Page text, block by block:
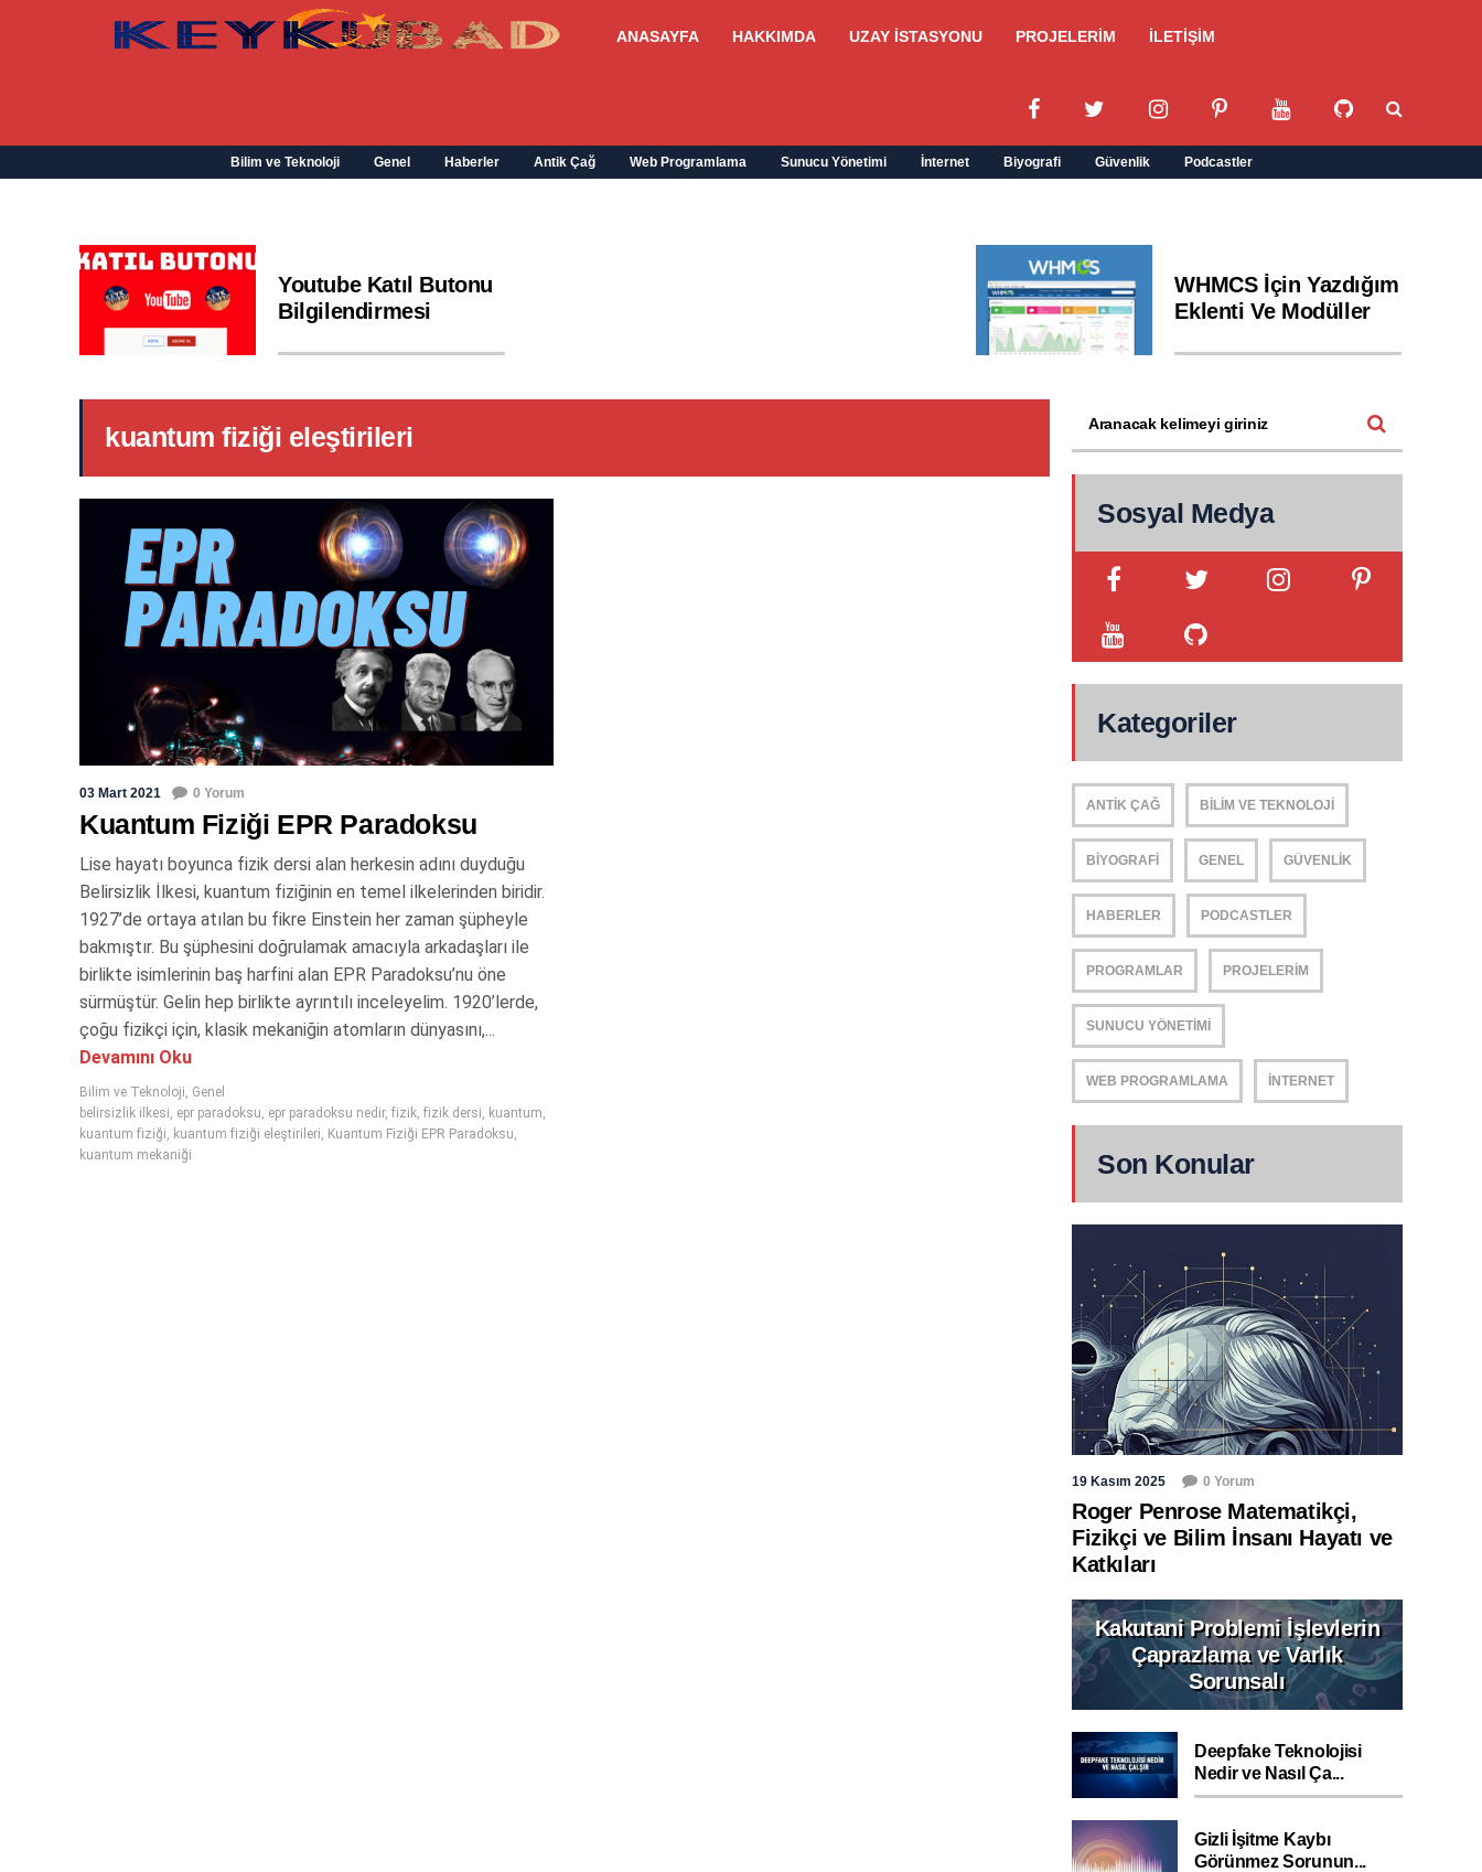
ANASAYFA HAKKIMDA UZAY İSTASYONU PROJELERİM İLETİŞİM
Bilim ve Teknoloji Genel Haberler Antik Çağ Web Programlama Sunucu Yönetimi İnternet Biyografi Güvenlik Podcastler
Youtube Katıl Butonu
Bilgilendirmesi
WHMCS İçin Yazdığım
Eklenti Ve Modüller
kuantum fiziği eleştirileri
03 Mart 2021 0 Yorum
Kuantum Fiziği EPR Paradoksu
Lise hayatı boyunca fizik dersi alan herkesin adını duyduğu
Belirsizlik İlkesi, kuantum fiziğinin en temel ilkelerinden biridir.
1927’de ortaya atılan bu fikre Einstein her zaman şüpheyle
bakmıştır. Bu şüphesini doğrulamak amacıyla arkadaşları ile
birlikte isimlerinin baş harfini alan EPR Paradoksu’nu öne
sürmüştür. Gelin hep birlikte ayrıntılı inceleyelim. 1920’lerde,
çoğu fizikçi için, klasik mekaniğin atomların dünyasını,...
Devamını Oku
Bilim ve Teknoloji, Genel
belirsizlik ilkesi, epr paradoksu, epr paradoksu nedir, fizik, fizik dersi, kuantum,
kuantum fiziği, kuantum fiziği eleştirileri, Kuantum Fiziği EPR Paradoksu,
kuantum mekaniği
Sosyal Medya
Kategoriler
ANTIK ÇAĞ BILIM VE TEKNOLOJI
BIYOGRAFI GENEL GÜVENLIK
HABERLER PODCASTLER
PROGRAMLAR PROJELERIM
SUNUCU YÖNETIMI
WEB PROGRAMLAMA İNTERNET
Son Konular
19 Kasım 2025 0 Yorum
Roger Penrose Matematikçi,
Fizikçi ve Bilim İnsanı Hayatı ve
Katkıları
Kakutani Problemi İşlevlerin
Çaprazlama ve Varlık
Sorunsalı
Deepfake Teknolojisi
Nedir ve Nasıl Ça...
Gizli İşitme Kaybı
Görünmez Sorunun...